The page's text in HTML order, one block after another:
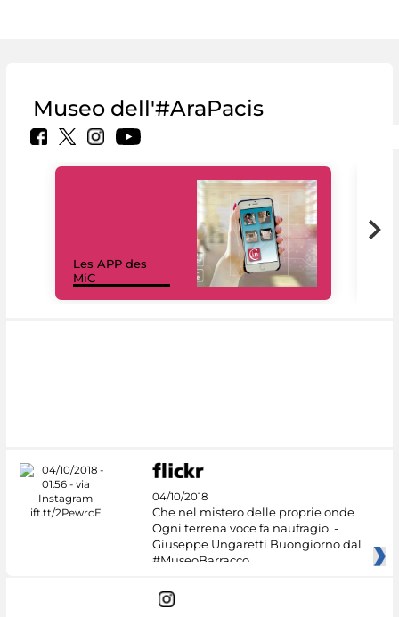
Museo dell'#AraPacis
Les APP des
MiC
04/10/2018
Che nel mistero delle proprie onde
Ogni terrena voce fa naufragio. -
Giuseppe Ungaretti Buongiorno dal
#MuseoBarracco